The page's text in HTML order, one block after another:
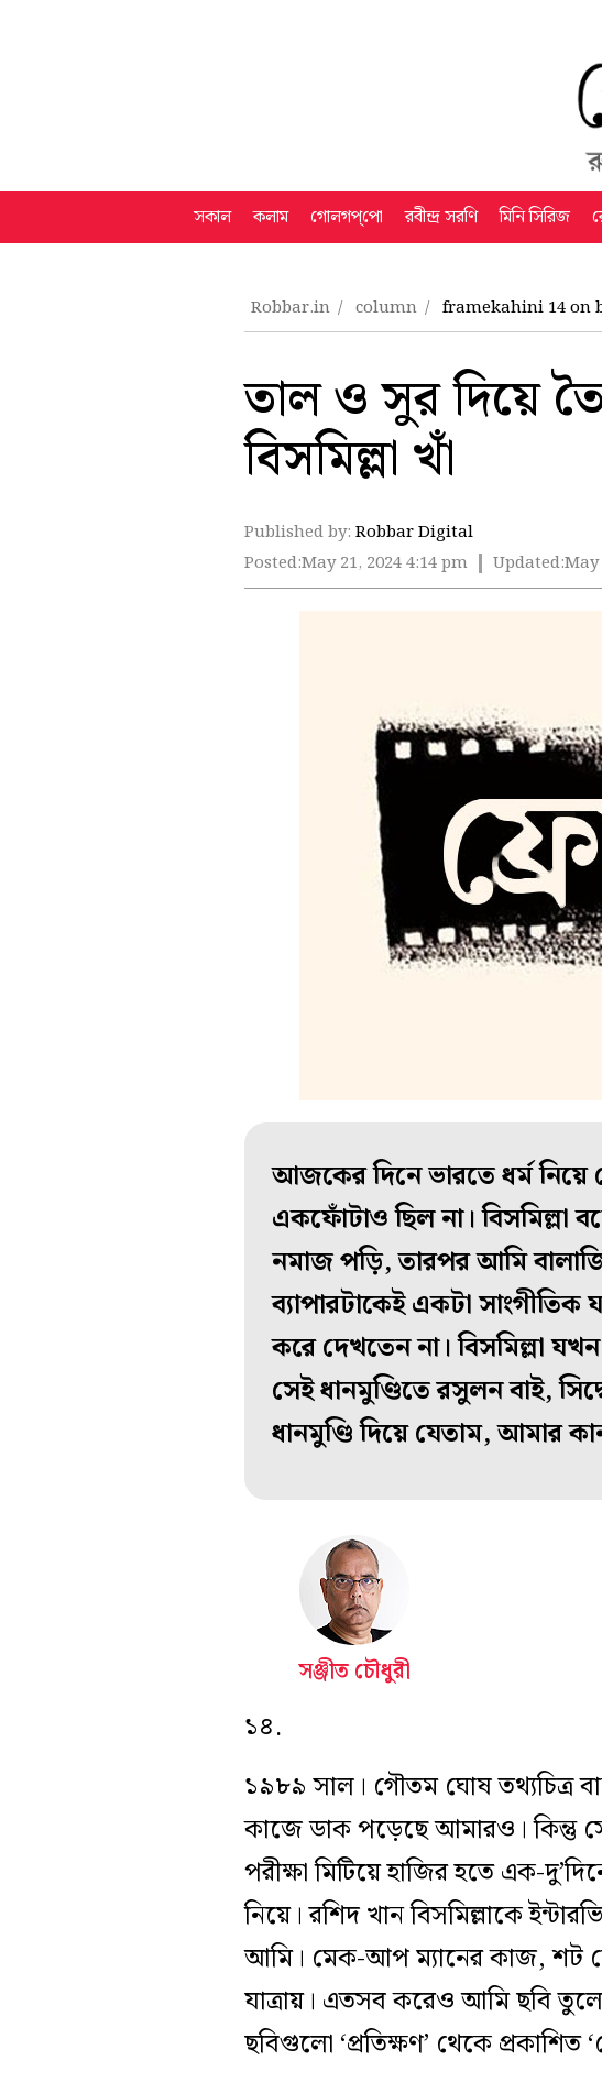
সকাল কলাম গোলগপ্‌পো রবীন্দ্র সরণি মিনি সিরিজ
Robbar.in column framekahini 14 on
তাল ও সুর দিয়ে
বিসমিল্লা খাঁ
Published by: Robbar Digital
Posted:May 21, 2024 4:14 pm Updated:May
আজকের দিনে ভারতে ধর্ম নিয়ে
একফোঁটাও ছিল না। বিসমিল্লা
নমাজ পড়ি, তারপর আমি বালাজি
ব্যাপারটাকেই একটা সাংগীতিক
করে দেখতেন না। বিসমিল্লা
সেই ধানমুণ্ডিতে রসুলন বাই,
ধানমুণ্ডি দিয়ে যেতাম, আমার
সঞ্জীত চৌধুরী
১৪.
১৯৮৯ সাল। গৌতম ঘোষ তথ্যচিত্র
কাজে ডাক পড়েছে আমারও। কিন্তু
পরীক্ষা মিটিয়ে হাজির হতে এক-
নিয়ে। রশিদ খান বিসমিল্লাকে
আমি। মেক-আপ ম্যানের কাজ, শট
যাত্রায়। এতসব করেও আমি ছবি
ছবিগুলো ‘প্রতিক্ষণ’ থেকে প্রকাশিত